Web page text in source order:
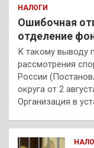
НАЛОГИ
Ошибочная
отделение
К такому выводу
рассмотрения
России
округа от 2
Организация в